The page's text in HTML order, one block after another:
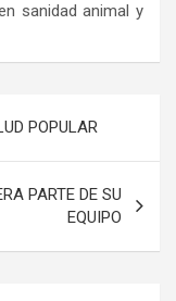
sanidad animal y
POPULAR
PARTE DE SU
EQUIPO